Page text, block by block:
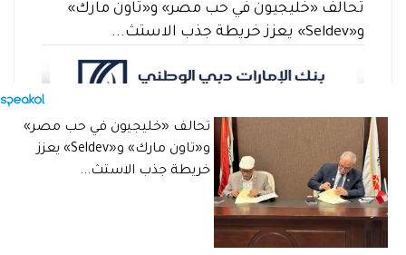
تحالف «خليجيون في حب مصر» و«تاون مارك»
و«Seldev» يعزز خريطة جذب الاستث...
تحالف «خليجيون في حب مصر»
و«تاون مارك» و«Seldev» يعزز
خريطة جذب الاستث...